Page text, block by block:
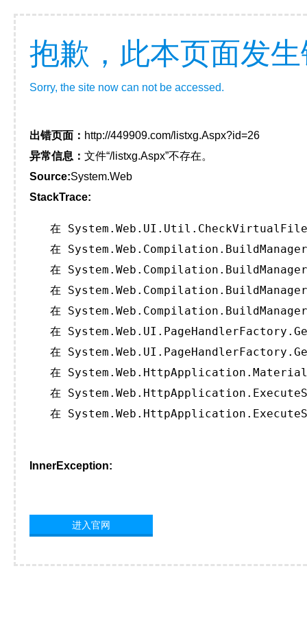
抱歉，此本页面发
Sorry, the site now can not be accessed.
出错页面： http://449909.com/listxg.Aspx?id=26
异常信息： 文件“/listxg.Aspx”不存在。
Source:System.Web
StackTrace:
在
在
在
在
在
在
在
在
在
在
InnerException:
进入官网